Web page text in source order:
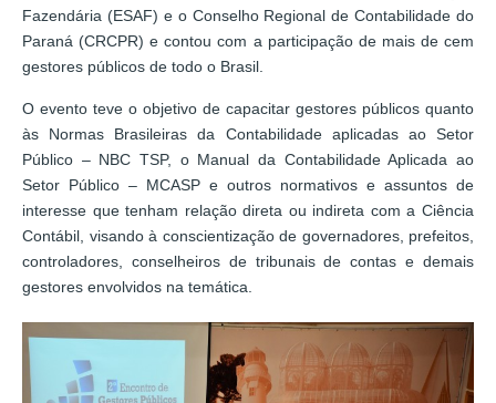
Fazendária (ESAF) e o Conselho Regional de Contabilidade do
Paraná (CRCPR) e contou com a participação de mais de cem
gestores públicos de todo o Brasil.
O evento teve o objetivo de capacitar gestores públicos quanto
às Normas Brasileiras da Contabilidade aplicadas ao Setor
Público – NBC TSP, o Manual da Contabilidade Aplicada ao
Setor Público – MCASP e outros normativos e assuntos de
interesse que tenham relação direta ou indireta com a Ciência
Contábil, visando à conscientização de governadores, prefeitos,
controladores, conselheiros de tribunais de contas e demais
gestores envolvidos na temática.